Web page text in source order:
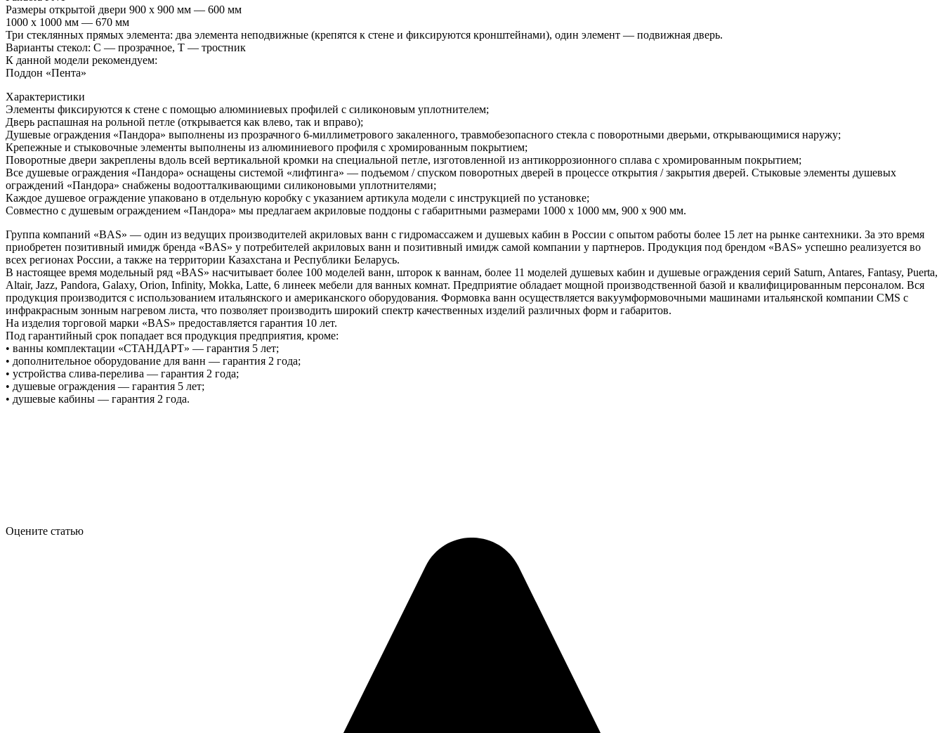
Размеры открытой двери 900 х 900 мм — 600 мм
1000 х 1000 мм — 670 мм
Три стеклянных прямых элемента: два элемента неподвижные (крепятся к стене и фиксируются кронштейнами), один элемент — подвижная дверь.
Варианты стекол: С — прозрачное, Т — тростник
К данной модели рекомендуем:
Поддон «Пента»
Характеристики
Элементы фиксируются к стене с помощью алюминиевых профилей с силиконовым уплотнителем;
Дверь распашная на рольной петле (открывается как влево, так и вправо);
Душевые ограждения «Пандора» выполнены из прозрачного 6-миллиметрового закаленного, травмобезопасного стекла с поворотными дверьми, открывающимися наружу;
Крепежные и стыковочные элементы выполнены из алюминиевого профиля с хромированным покрытием;
Поворотные двери закреплены вдоль всей вертикальной кромки на специальной петле, изготовленной из антикоррозионного сплава с хромированным покрытием;
Все душевые ограждения «Пандора» оснащены системой «лифтинга» — подъемом / спуском поворотных дверей в процессе открытия / закрытия дверей. Стыковые элементы душевых
ограждений «Пандора» снабжены водоотталкивающими силиконовыми уплотнителями;
Каждое душевое ограждение упаковано в отдельную коробку с указанием артикула модели с инструкцией по установке;
Совместно с душевым ограждением «Пандора» мы предлагаем акриловые поддоны с габаритными размерами 1000 х 1000 мм, 900 х 900 мм.
Группа компаний «BAS» — один из ведущих производителей акриловых ванн с гидромассажем и душевых кабин в России с опытом работы более 15 лет на рынке сантехники. За это время
приобретен позитивный имидж бренда «BAS» у потребителей акриловых ванн и позитивный имидж самой компании у партнеров. Продукция под брендом «BAS» успешно реализуется во
всех регионах России, а также на территории Казахстана и Республики Беларусь.
В настоящее время модельный ряд «BAS» насчитывает более 100 моделей ванн, шторок к ваннам, более 11 моделей душевых кабин и душевые ограждения серий Saturn, Antares, Fantasy, Puerta,
Altair, Jazz, Pandora, Galaxy, Orion, Infinity, Mokka, Latte, 6 линеек мебели для ванных комнат. Предприятие обладает мощной производственной базой и квалифицированным персоналом. Вся
продукция производится с использованием итальянского и американского оборудования. Формовка ванн осуществляется вакуумформовочными машинами итальянской компании CMS с
инфракрасным зонным нагревом листа, что позволяет производить широкий спектр качественных изделий различных форм и габаритов.
На изделия торговой марки «BAS» предоставляется гарантия 10 лет.
Под гарантийный срок попадает вся продукция предприятия, кроме:
• ванны комплектации «СТАНДАРТ» — гарантия 5 лет;
• дополнительное оборудование для ванн — гарантия 2 года;
• устройства слива-перелива — гарантия 2 года;
• душевые ограждения — гарантия 5 лет;
• душевые кабины — гарантия 2 года.
Оцените статью